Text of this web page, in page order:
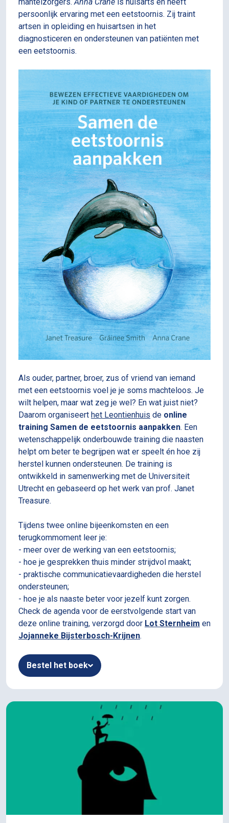
persoonlijk ervaring met een eetstoornis. Zij traint
artsen in opleiding en huisartsen in het
diagnosticeren en ondersteunen van patiënten met
een eetstoornis.
Als ouder, partner, broer, zus of vriend van iemand
met een eetstoornis voel je je soms machteloos. Je
wilt helpen, maar wat zeg je wel? En wat juist niet?
Daarom organiseert het Leontienhuis de online
training Samen de eetstoornis aanpakken. Een
wetenschappelijk onderbouwde training die naasten
helpt om beter te begrijpen wat er speelt én hoe zij
herstel kunnen ondersteunen. De training is
ontwikkeld in samenwerking met de Universiteit
Utrecht en gebaseerd op het werk van prof. Janet
Treasure.
Tijdens twee online bijeenkomsten en een
terugkommoment leer je:
- meer over de werking van een eetstoornis;
- hoe je gesprekken thuis minder strijdvol maakt;
- praktische communicatievaardigheden die herstel
ondersteunen;
- hoe je als naaste beter voor jezelf kunt zorgen.
Check de agenda voor de eerstvolgende start van
deze online training, verzorgd door Lot Sternheim en
Jojanneke Bijsterbosch-Krijnen.
Bestel het boek